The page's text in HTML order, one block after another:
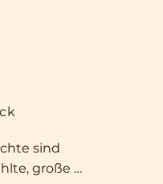
sind
große